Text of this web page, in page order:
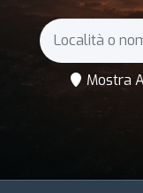
Mostra